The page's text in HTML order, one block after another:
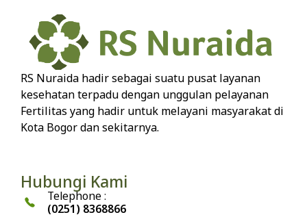
RS Nuraida hadir sebagai suatu pusat layanan
kesehatan terpadu dengan unggulan pelayanan
Fertilitas yang hadir untuk melayani masyarakat di
Kota Bogor dan sekitarnya.
Hubungi Kami
Telephone :
(0251) 8368866